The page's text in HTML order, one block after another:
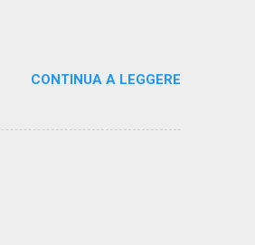
CONTINUA A LEGGERE